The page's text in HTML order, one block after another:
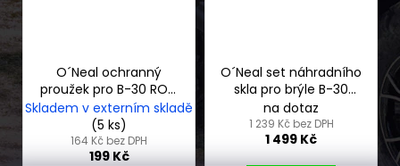
O´Neal ochranný
proužek pro B-30 ROLL
OFF
Skladem v externím skladě
(5 ks)
164 Kč bez DPH
199 Kč
O´Neal set náhradního
skla pro brýle B-30
ROLL OFF
na dotaz
1 239 Kč bez DPH
1 499 Kč